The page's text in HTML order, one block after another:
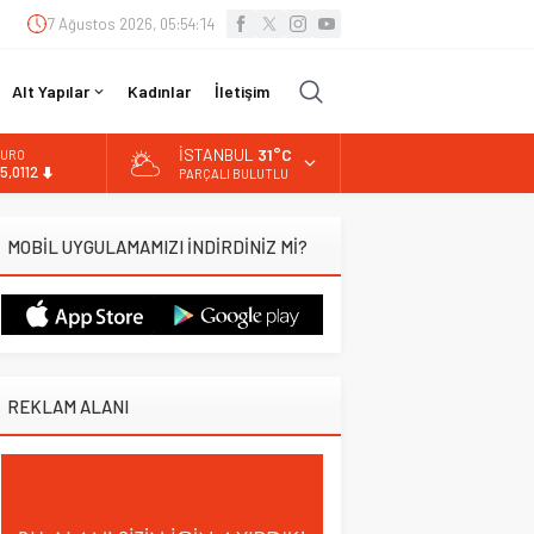
7 Ağustos 2026, 05:54:15
Alt Yapılar Kadınlar İletişim
47,7025
EURO
İSTANBUL 31°C
PARÇALI BULUTLU
MOBİL UYGULAMAMIZI İNDİRDİNİZ Mİ?
REKLAM ALANI